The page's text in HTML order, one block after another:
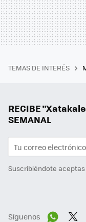
TEMAS DE INTERÉS
RECIBE
SEMANAL
Suscribiéndote
Síguenos